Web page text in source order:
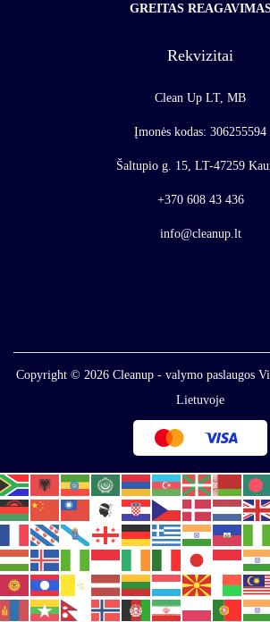
GREITAS
Rekvizitai
Clean Up LT, MB
Įmonės kodas: 306255594
Šaltupio g. 15, LT-47259
+370 608 43 436
info@cleanup.lt
Copyright © 2026 Cleanup - valymo paslaugos
Lietuvoje